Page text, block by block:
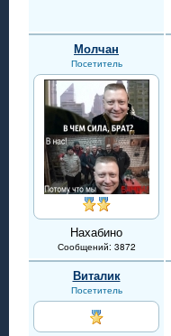
Молчан
Посетитель
Нахабино
Сообщений: 3872
Виталик
Посетитель